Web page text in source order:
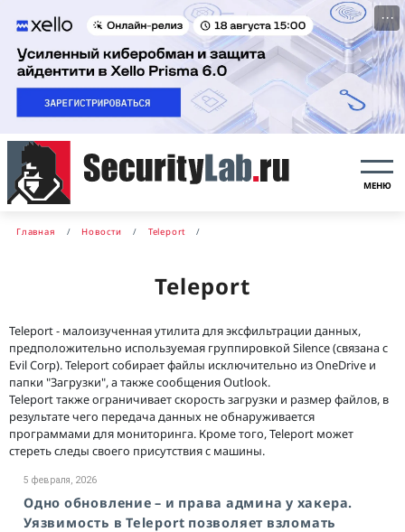
···
МЕНЮ
Главная Новости Teleport
Teleport
Teleport - малоизученная утилита для эксфильтрации данных,
предположительно используемая группировкой Silence (связана с
Evil Corp). Teleport собирает файлы исключительно из OneDrive и
папки "Загрузки", а также сообщения Outlook.
Teleport также ограничивает скорость загрузки и размер файлов, в
результате чего передача данных не обнаруживается
программами для мониторинга. Кроме того, Teleport может
стереть следы своего присутствия с машины.
5 февраля, 2026
Одно обновление – и права админа у хакера.
Уязвимость в Teleport позволяет взломать